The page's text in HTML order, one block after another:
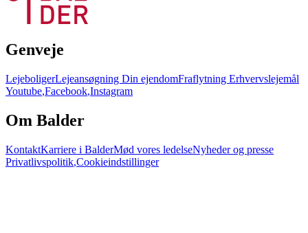
Genveje
LejeboligerLejeansøgning Din ejendomFraflytning Erhvervslejemål
Youtube,Facebook,Instagram
Om Balder
KontaktKarriere i BalderMød vores ledelseNyheder og presse
Privatlivspolitik,Cookieindstillinger